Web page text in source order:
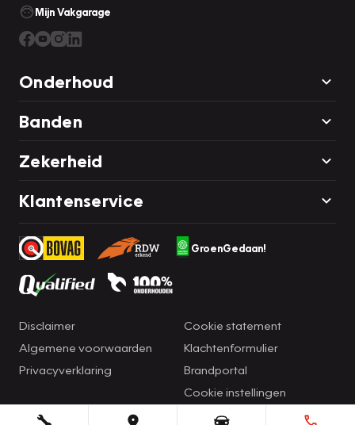
Mijn Vakgarage
Onderhoud
Banden
Zekerheid
Klantenservice
GroenGedaan!
Disclaimer
Algemene voorwaarden
Privacyverklaring
Cookie statement
Klachtenformulier
Brandportal
Cookie instellingen